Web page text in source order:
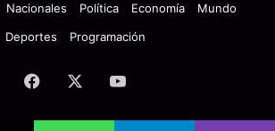
Nacionales Política Economía
Mundo
Deportes
Programación
Facebook YouTube